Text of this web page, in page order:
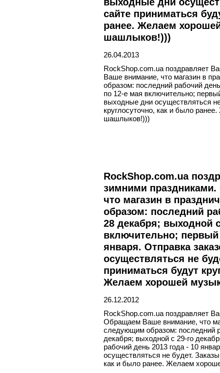
сайте приниматься
ранее. Желаем
шашлыков!)))
26.04.2013
RockShop.com.ua поздравляет
Ваше внимание, что магазин в
образом: последний рабочий
по 12-е мая включительно;
выходные дни осуществляться
круглосуточно, как и было
шашлыков!)))
RockShop.com.ua
зимними
что магазин в
образом: последний
28 декабря; выходной
включительно; первый
января. Отправка
осуществляться не
приниматься будут
Желаем хорошей
26.12.2012
RockShop.com.ua поздравляет
Обращаем Ваше внимание, что
следующим образом: последний
декабря; выходной с 29-го
рабочий день 2013 года - 10
осуществляться не будет.
как и было ранее. Желаем